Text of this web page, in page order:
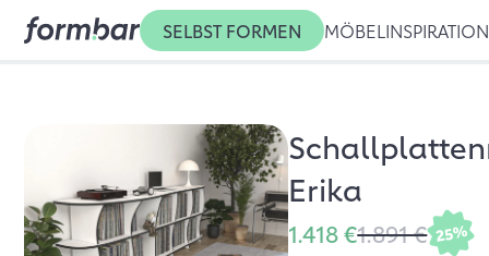
SELBST FORMEN MÖBEL INSPIRATION
Erika
1.418 €1.891 € 25%